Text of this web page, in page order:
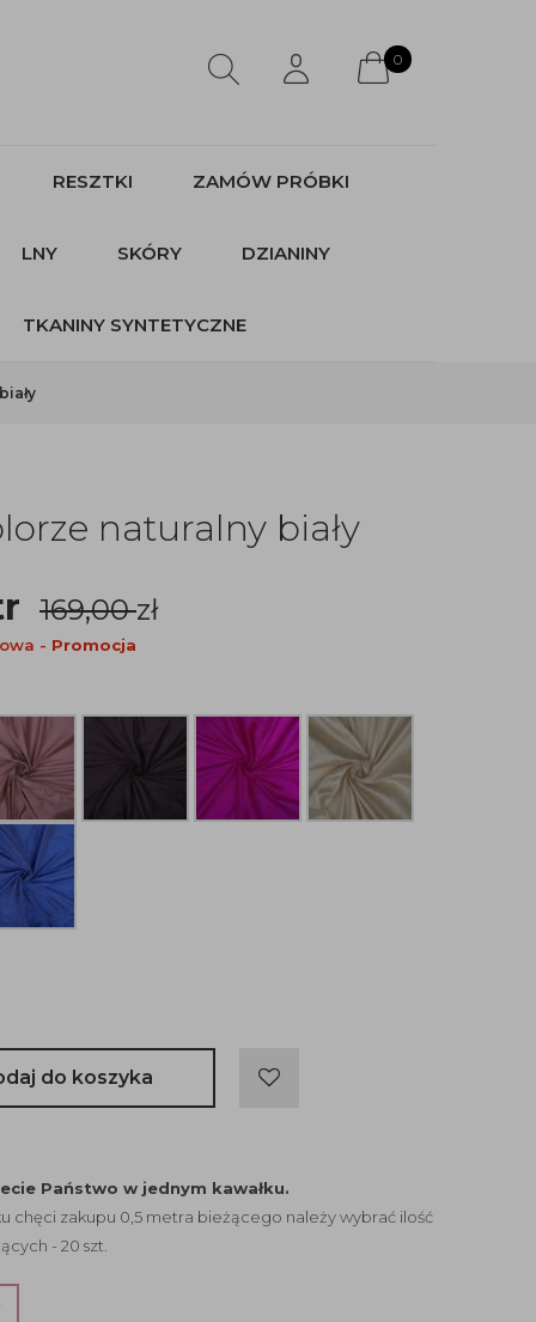
0
RESZTKI ZAMÓW PRÓBKI
LNY SKÓRY DZIANINY
TKANINY SYNTETYCZNE
naturalny biały
169,00zł
- Promocja
do koszyka
Państwo w jednym kawałku.
chęci zakupu 0,5 metra bieżącego należy wybrać ilość
- 20 szt.